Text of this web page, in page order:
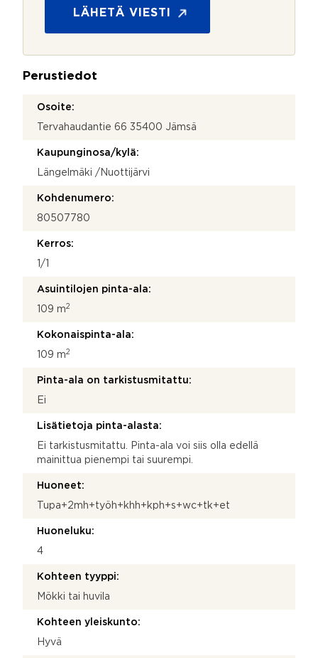
*
LÄHETÄ VIESTI
Perustiedot
Osoite:
Tervahaudantie 66 35400 Jämsä
Kaupunginosa/kylä:
Längelmäki /Nuottijärvi
Kohdenumero:
80507780
Kerros:
1/1
Asuintilojen pinta-ala:
109 m2
Kokonaispinta-ala:
109 m2
Pinta-ala on tarkistusmitattu:
Ei
Lisätietoja pinta-alasta:
Ei tarkistusmitattu. Pinta-ala voi siis olla edellä
mainittua pienempi tai suurempi.
Huoneet:
Tupa+2mh+työh+khh+kph+s+wc+tk+et
Huoneluku:
4
Kohteen tyyppi:
Mökki tai huvila
Kohteen yleiskunto:
Hyvä